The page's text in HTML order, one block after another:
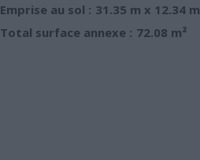
Emprise au sol : 31.35 m x 12.34 m
Total surface annexe : 72.08 m²